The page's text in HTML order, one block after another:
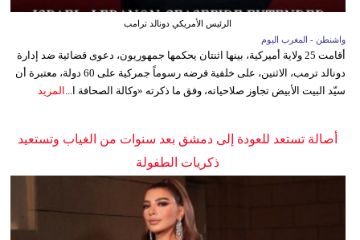
الرئيس الأمريكي دونالد ترامب
واشنطن - المغرب اليوم
أقامت 25 ولاية أميركية، بينها اثنتان يحكمها جمهوريون، دعوى قضائية ضد إدارة
دونالد ترمب، الاثنين، على خلفية فرضه رسوماً جمركية على 60 دولة، معتبرة أن
سيّد البيت الأبيض تجاوز صلاحياته، وفق ما ذكرته «وكالة الصحافة ا... المزيد
أصالة تستعد للعودة إلى دمشق بعد سنوات من الغياب وتستعيد
ذكريات الطفولة